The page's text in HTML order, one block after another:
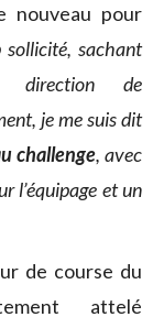
nouveau pour
sollicité, sachant
direction de
je me suis dit
challenge, avec
l’équipage et un
de course du
attelé